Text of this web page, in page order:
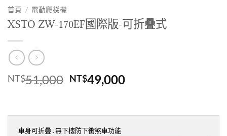
首頁 / 電動爬梯機
XSTO ZW-170EF國際版-可折疊式
NT$51,000 原
格：
NT$51,000。
NT$49,000目
格：